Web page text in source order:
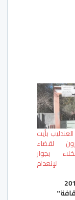
بأيت
لقضاء
بجوار